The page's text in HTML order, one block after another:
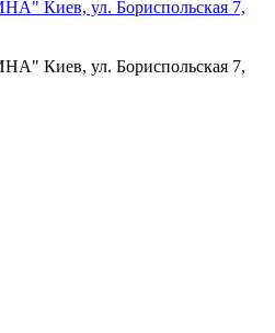
ул. Бориспольская 7,
ул. Бориспольская 7,